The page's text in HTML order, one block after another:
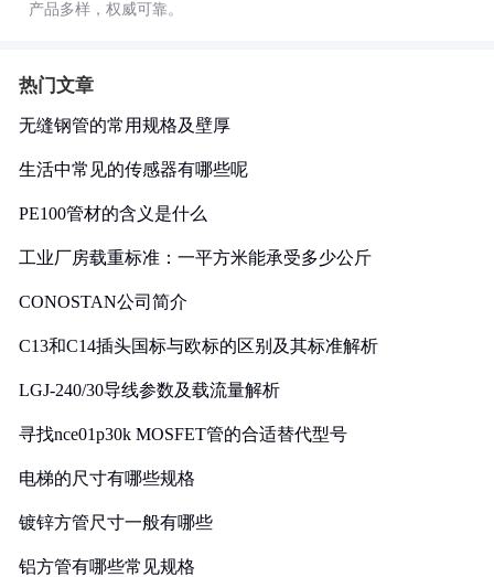
产品多样，权威可靠。
热门文章
无缝钢管的常用规格及壁厚
生活中常见的传感器有哪些呢
PE100管材的含义是什么
工业厂房载重标准：一平方米能承受多少公斤
CONOSTAN公司简介
C13和C14插头国标与欧标的区别及其标准解析
LGJ-240/30导线参数及载流量解析
寻找nce01p30k MOSFET管的合适替代型号
电梯的尺寸有哪些规格
镀锌方管尺寸一般有哪些
铝方管有哪些常见规格